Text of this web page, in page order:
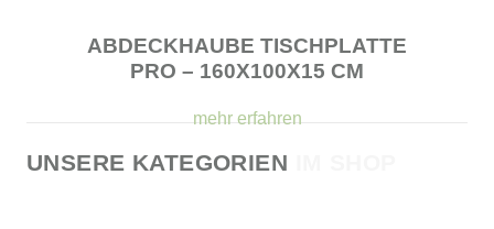
ABDECKHAUBE TISCHPLATTE
PRO – 160X100X15 CM
mehr erfahren
UNSERE KATEGORIEN